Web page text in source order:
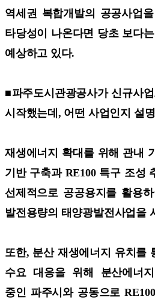
역세권 복합개발의 공공사업
타당성이 나온다면 당초 보다
예상하고 있다.
■파주도시관광공사가 신규사
시작했는데, 어떤 사업인지 설
재생에너지 확대를 위해 관내
기반 구축과 RE100 특구 조성
선제적으로 공공용지를 활용
발전용량의 태양광발전사업을
또한, 분산 재생에너지 유치를
수요 대응을 위해 분산에너
중인 파주시와 공동으로